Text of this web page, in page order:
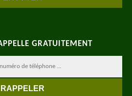
GRATUITEMENT